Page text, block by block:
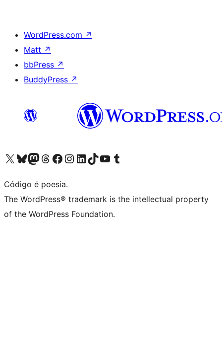
WordPress.com ↗
Matt ↗
bbPress ↗
BuddyPress ↗
Visite a nossa conta X (antigo Twitter)
Visit our Bluesky account
Visit our Mastodon account
Visit our Threads account
Visite a nossa página do Facebook
Visite a nossa conta no Instagram
Visite a nossa conta no LinkedIn
Visit our TikTok account
Visit our YouTube channel
Visit our Tumblr account
Código é poesia.
The WordPress® trademark is the intellectual property
of the WordPress Foundation.